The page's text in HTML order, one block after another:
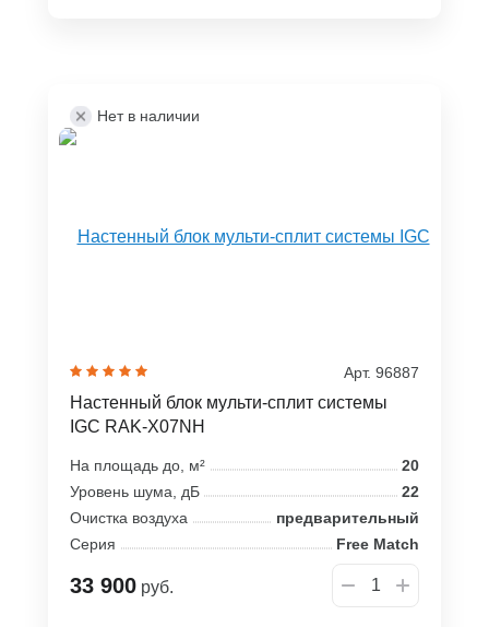
Нет в наличии
Арт. 96887
Настенный блок мульти-сплит системы
IGC RAK-X07NH
На площадь до, м²
20
Уровень шума, дБ
22
Очистка воздуха
предварительный
Серия
Free Match
33 900 руб.